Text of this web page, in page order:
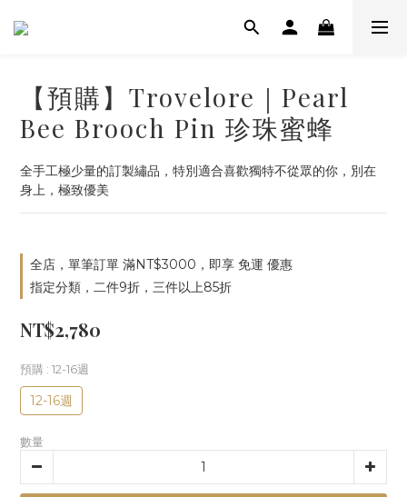
【預購】Trovelore｜Pearl
Bee Brooch Pin 珍珠蜜蜂
全手工極少量的訂製繡品，特別適合喜歡獨特不從眾的你，別在
身上，極致優美
全店，單筆訂單 滿NT$3000，即享 免運 優惠
指定分類，二件9折，三件以上85折
NT$2,780
預購 : 12-16週
12-16週
數量